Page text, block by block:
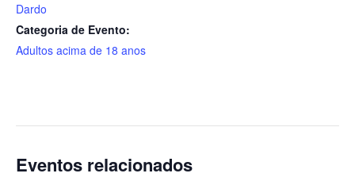
Dardo
Categoria de Evento:
Adultos acima de 18 anos
Eventos relacionados